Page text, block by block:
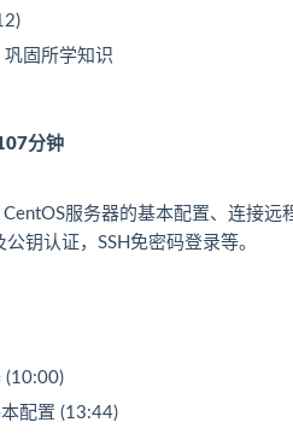
固所学知识
分钟
服务器的基本配置、连接
钥认证，SSH免密码登录等。
(10:00)
配置 (13:44)